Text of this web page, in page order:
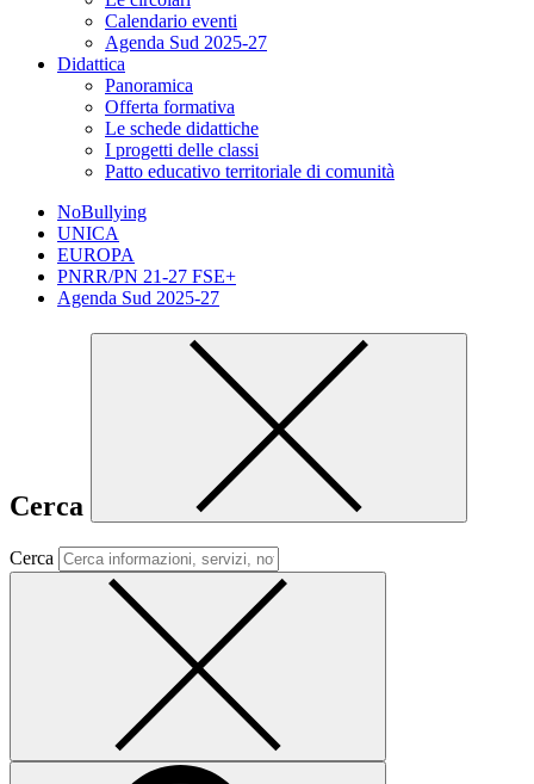
Calendario eventi
Agenda Sud 2025-27
Didattica
Panoramica
Offerta formativa
Le schede didattiche
I progetti delle classi
Patto educativo territoriale di comunità
NoBullying
UNICA
EUROPA
PNRR/PN 21-27 FSE+
Agenda Sud 2025-27
Cerca
Cerca